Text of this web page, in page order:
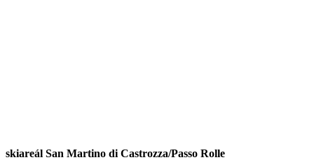
skiareál San Martino di Castrozza/Passo Rolle